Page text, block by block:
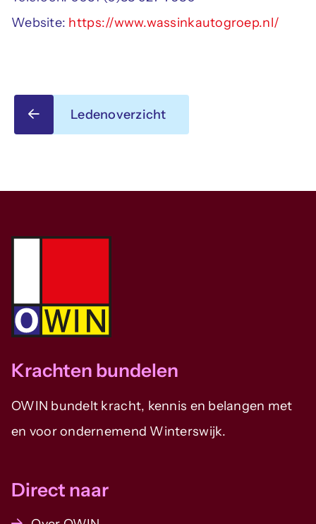
Website: https://www.wassinkautogroep.nl/
Ledenoverzicht
Krachten bundelen
OWIN bundelt kracht, kennis en belangen met
en voor ondernemend Winterswijk.
Direct naar